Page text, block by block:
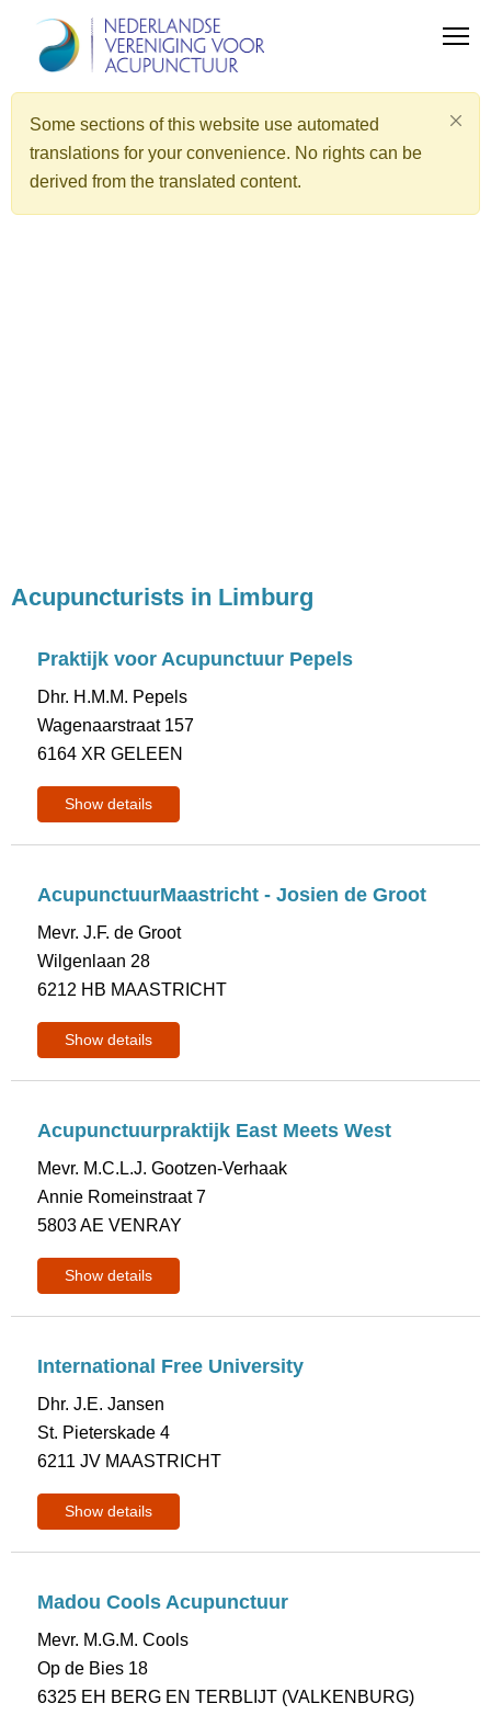
Some sections of this website use automated
translations for your convenience. No rights can be
derived from the translated content.
Acupuncturists in Limburg
Praktijk voor Acupunctuur Pepels
Dhr. H.M.M. Pepels
Wagenaarstraat 157
6164 XR GELEEN
Show details
AcupunctuurMaastricht - Josien de Groot
Mevr. J.F. de Groot
Wilgenlaan 28
6212 HB MAASTRICHT
Show details
Acupunctuurpraktijk East Meets West
Mevr. M.C.L.J. Gootzen-Verhaak
Annie Romeinstraat 7
5803 AE VENRAY
Show details
International Free University
Dhr. J.E. Jansen
St. Pieterskade 4
6211 JV MAASTRICHT
Show details
Madou Cools Acupunctuur
Mevr. M.G.M. Cools
Op de Bies 18
6325 EH BERG EN TERBLIJT (VALKENBURG)